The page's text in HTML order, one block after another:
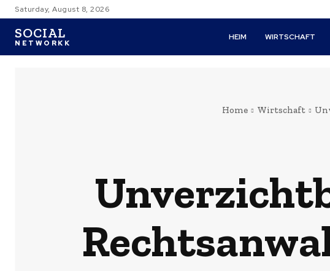
Saturday, August 8, 2026
SOCIAL
NETWORKK
HEIM WIRTSCHAFT
Home Wirtschaft